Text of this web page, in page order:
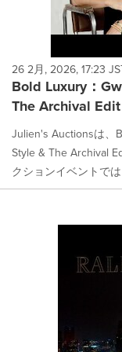
26 2月, 2026, 17:23
Bold Luxury：
The Archival Edit
Julien's Auctionsは、
Style & The Archival
クションイベントで